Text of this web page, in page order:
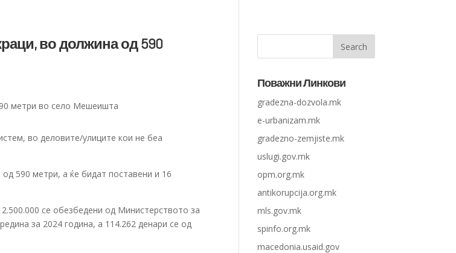
во должина од 590
во деловите/улиците кои не беа
590 метри, а ќе бидат поставени и 16
се обезбедени од Министерството за
за 2024 година, а 114.262 денари се од
Поважни Линкови
gradezna-dozvola.mk
e-urbanizam.mk
gradezno-zemjiste.mk
uslugi.gov.mk
opm.org.mk
antikorupcija.org.mk
mls.gov.mk
spinfo.org.mk
macedonia.usaid.gov